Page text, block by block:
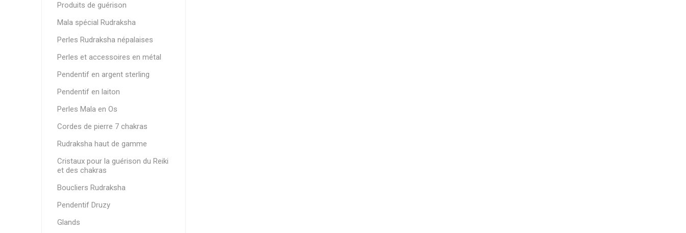
Produits de guérison
Mala spécial Rudraksha
Perles Rudraksha népalaises
Perles et accessoires en métal
Pendentif en argent sterling
Pendentif en laiton
Perles Mala en Os
Cordes de pierre 7 chakras
Rudraksha haut de gamme
Cristaux pour la guérison du Reiki
et des chakras
Boucliers Rudraksha
Pendentif Druzy
Glands